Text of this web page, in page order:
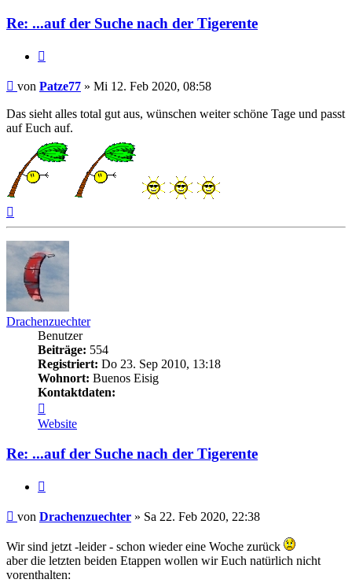
Re: ...auf der Suche nach der Tigerente
Beitrag
von Patze77 » Mi 12. Feb 2020, 08:58
Das sieht alles total gut aus, wünschen weiter schöne Tage und passt
auf Euch auf.
Drachenzuechter
Benutzer
Beiträge: 554
Registriert: Do 23. Sep 2010, 13:18
Wohnort: Buenos Eisig
Kontaktdaten:
von
Drachenzuechter
Website
Re: ...auf der Suche nach der Tigerente
Beitrag
von Drachenzuechter » Sa 22. Feb 2020, 22:38
Wir sind jetzt -leider - schon wieder eine Woche zurück
aber die letzten beiden Etappen wollen wir Euch natürlich nicht
vorenthalten: